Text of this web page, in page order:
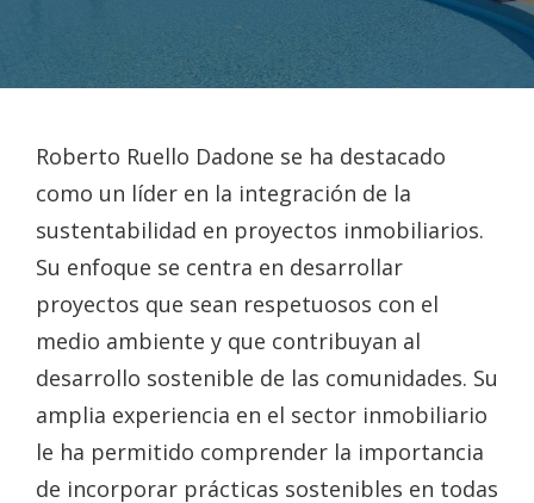
Roberto Ruello Dadone se ha destacado
como un líder en la integración de la
sustentabilidad en proyectos inmobiliarios.
Su enfoque se centra en desarrollar
proyectos que sean respetuosos con el
medio ambiente y que contribuyan al
desarrollo sostenible de las comunidades. Su
amplia experiencia en el sector inmobiliario
le ha permitido comprender la importancia
de incorporar prácticas sostenibles en todas